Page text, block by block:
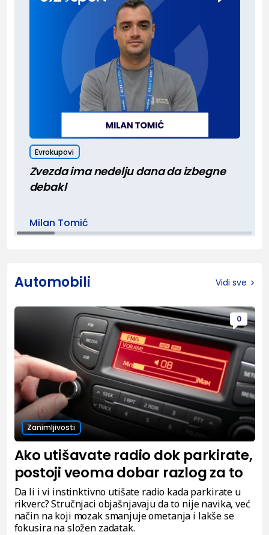
Evrokupovi
Zvezda ima nedelju dana da izbegne
debakl
Milan Tomić
Automobili Vidi sve
0
Zanimljivosti
Ako utišavate radio dok parkirate,
postoji veoma dobar razlog za to
Da li i vi instinktivno utišate radio kada parkirate u
rikverc? Stručnjaci objašnjavaju da to nije navika, već
način na koji mozak smanjuje ometanja i lakše se
fokusira na složen zadatak.